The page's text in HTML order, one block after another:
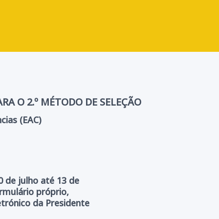
O 2.º MÉTODO DE SELEÇÃO
(EAC)
de julho até 13 de
próprio,
da Presidente